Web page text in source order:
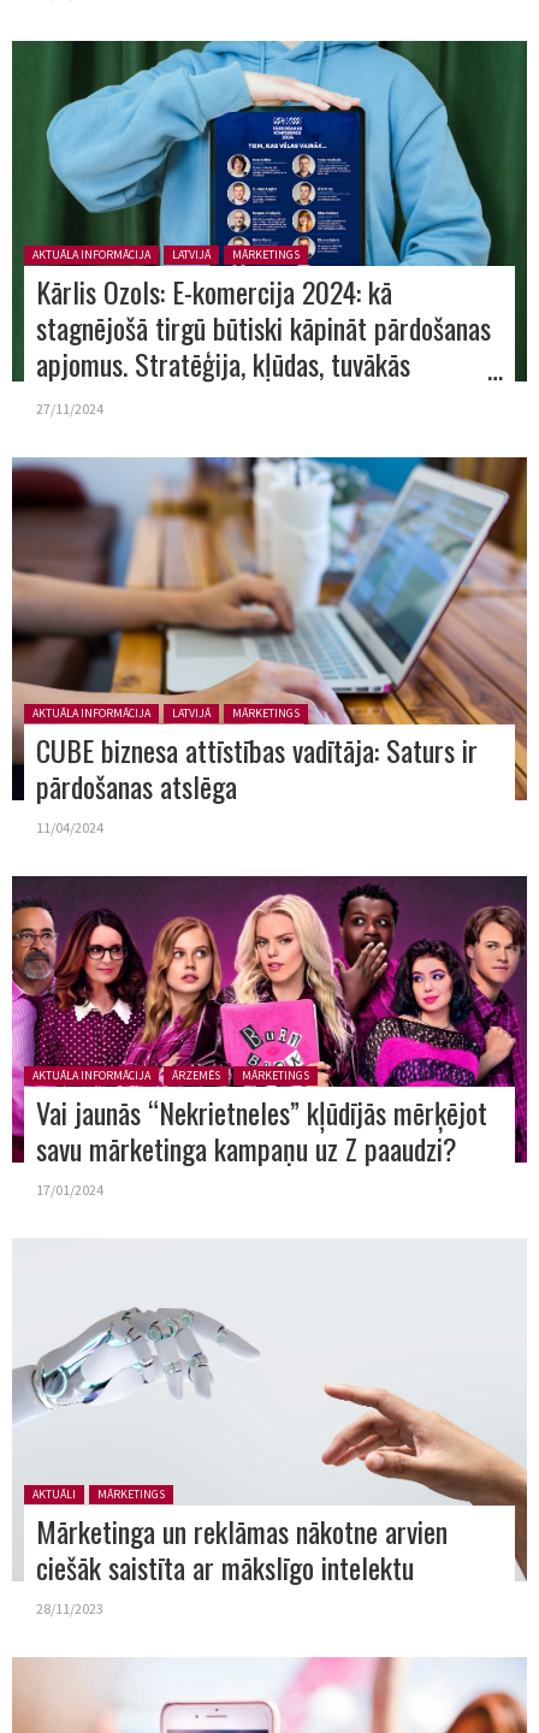
Posted in:
AKTUĀLA INFORMĀCIJA LATVIJĀ MĀRKETINGS
Kārlis Ozols: E-komercija 2024: kā
stagnējošā tirgū būtiski kāpināt pārdošanas
apjomus. Stratēģija, kļūdas, tuvākās
nākotnes izaicinājumi
27/11/2024
Posted in:
AKTUĀLA INFORMĀCIJA LATVIJĀ MĀRKETINGS
CUBE biznesa attīstības vadītāja: Saturs ir
pārdošanas atslēga
11/04/2024
Posted in:
AKTUĀLA INFORMĀCIJA ĀRZEMĒS MĀRKETINGS
Vai jaunās “Nekrietneles” kļūdījās mērķējot
savu mārketinga kampaņu uz Z paaudzi?
17/01/2024
Posted in:
AKTUĀLI MĀRKETINGS
Mārketinga un reklāmas nākotne arvien
ciešāk saistīta ar mākslīgo intelektu
28/11/2023